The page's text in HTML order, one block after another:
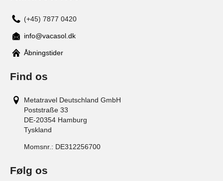
(+45) 7877 0420
info@vacasol.dk
Åbningstider
Find os
Metatravel Deutschland GmbH
Poststraße 33
DE-20354 Hamburg
Tyskland
Momsnr.: DE312256700
Følg os